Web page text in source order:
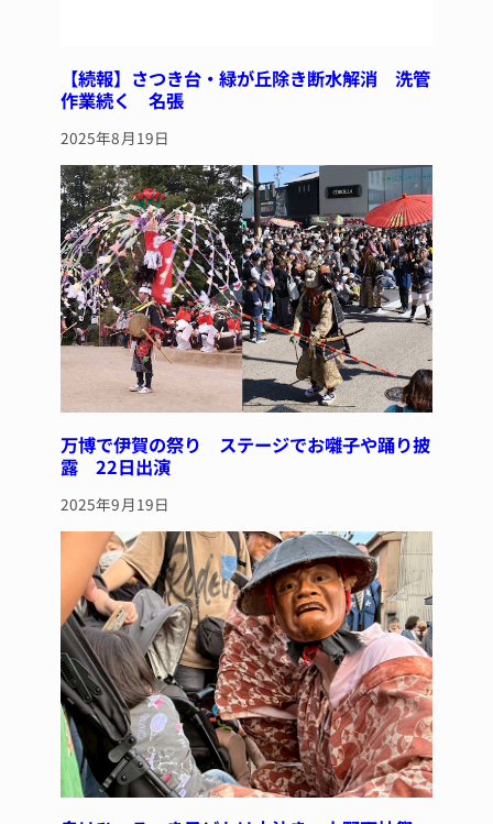
【続報】さつき台・緑が丘除き断水解消 洗管
作業続く 名張
2025年8月19日
万博で伊賀の祭り ステージでお囃子や踊り披
露 22日出演
2025年9月19日